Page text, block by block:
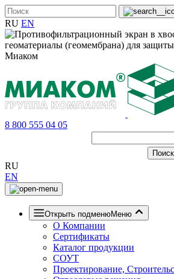
RU EN
8 800 555 04 05
RU
EN
Открыть подменюМеню
О Компании
Сертификаты
Каталог продукции
СОУТ
Проектирование,